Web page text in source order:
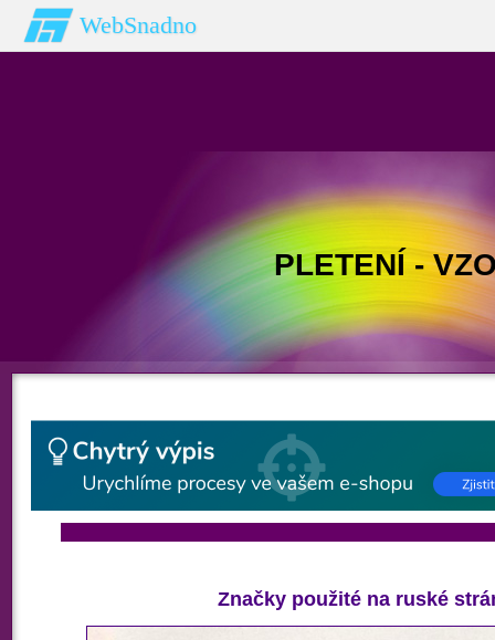
WebSnadno
PLETENÍ -
Značky použité na ruské